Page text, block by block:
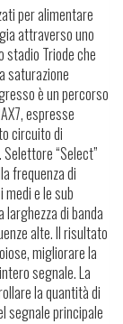
per alimentare
attraverso uno
stadio Triode che
saturazione
è un percorso
espresse
circuito di
“Select”
frequenza di
e le sub
larghezza di banda
alte. Il risultato
migliorare la
segnale. La
la quantità di
segnale principale